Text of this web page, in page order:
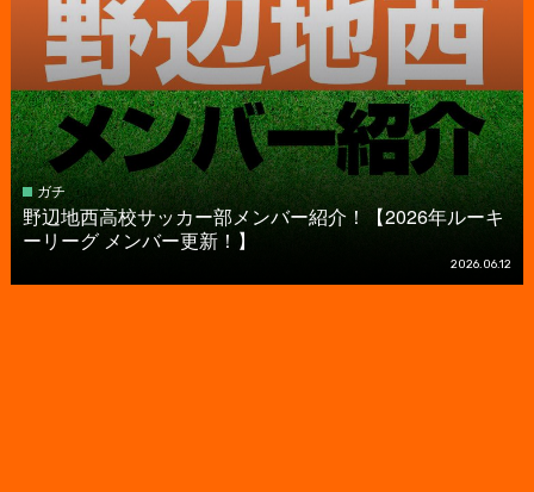
ガチ
野辺地西高校サッカー部メンバー紹介！【2026年ルーキ
ーリーグ メンバー更新！】
2026.06.12